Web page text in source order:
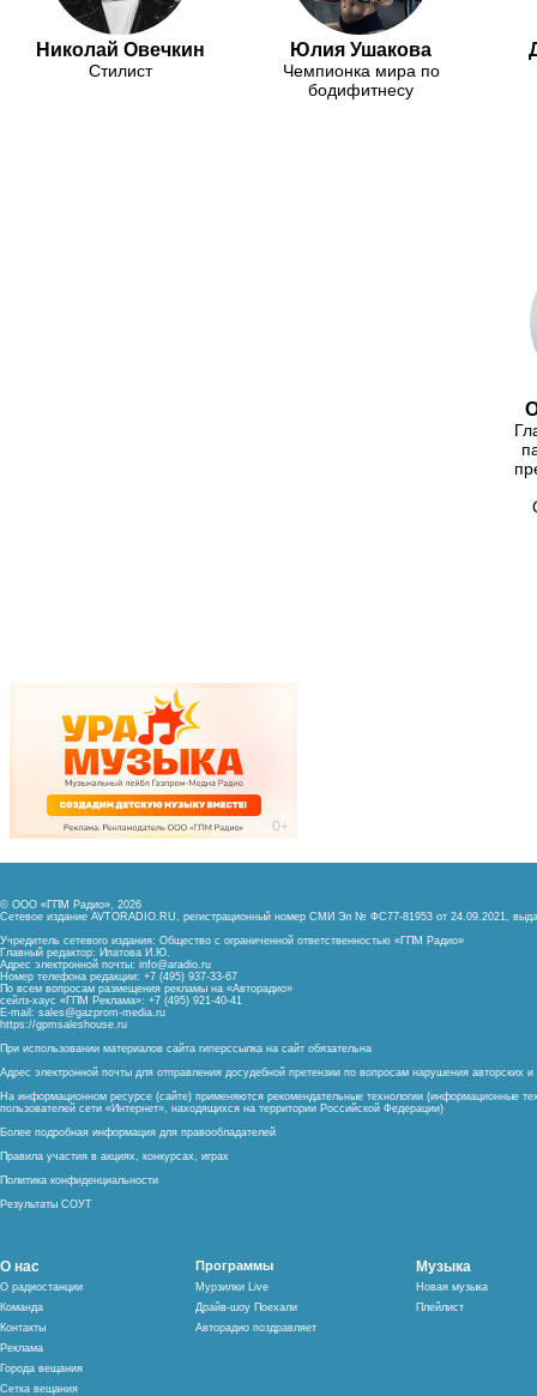
Николай Овечкин
Стилист
Юлия Ушакова
Чемпионка мира по
бодифитнесу
© ООО «ГПМ Радио», 2026
Сетевое издание AVTORADIO.RU, регистрационный номер СМИ Эл № ФС77-81953 от 24.09.2021,
Учредитель сетевого издания: Общество с ограниченной ответственностью «ГПМ Радио»
Главный редактор: Ипатова И.Ю.
Адрес электронной почты: info@aradio.ru
Номер телефона редакции: +7 (495) 937-33-67
По всем вопросам размещения рекламы на «Авторадио»
сейлз-хаус «ГПМ Реклама»: +7 (495) 921-40-41
E-mail: sales@gazprom-media.ru
https://gpmsaleshouse.ru
При использовании материалов сайта гиперссылка на сайт обязательна
Адрес электронной почты для отправления досудебной претензии по вопросам нарушения авторских
На информационном ресурсе (сайте) применяются рекомендательные технологии (информационные
пользователей сети «Интернет», находящихся на территории Российской Федерации)
Более подробная информация для правообладателей
Правила участия в акциях, конкурсах, играх
Политика конфиденциальности
Результаты СОУТ
О нас
О радиостанции
Команда
Контакты
Реклама
Города вещания
Сетка вещания
Программы
Мурзилки Live
Драйв-шоу Поехали
Авторадио поздравляет
Музыка
Новая музыка
Плейлист